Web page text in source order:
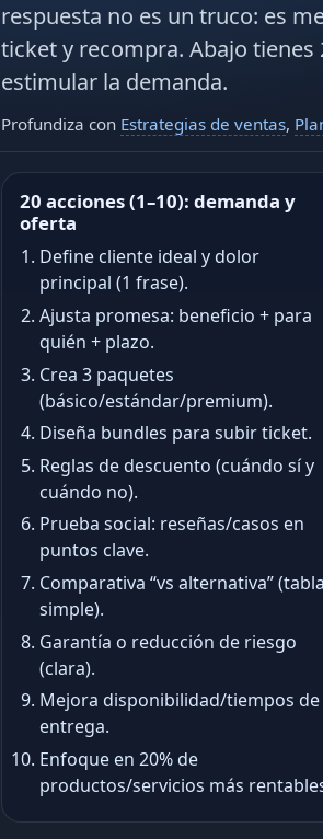
respuesta no es un truco: es
tickety recompra. Abajo tienes
estimular la demanda.
Profundiza con Estrategias de ventas,
20 acciones (1–10): demanda y
oferta
Define cliente ideal y dolor
principal (1 frase).
Ajusta promesa: beneficio + para
quién + plazo.
Crea 3 paquetes
(básico/estándar/premium).
Diseña bundles para subir ticket.
Reglas de descuento (cuándo sí y
cuándo no).
Prueba social: reseñas/casos en
puntos clave.
Comparativa “vs alternativa” (tabla
simple).
Garantía o reducción de riesgo
(clara).
Mejora disponibilidad/tiempos de
entrega.
Enfoque en 20% de
productos/servicios más